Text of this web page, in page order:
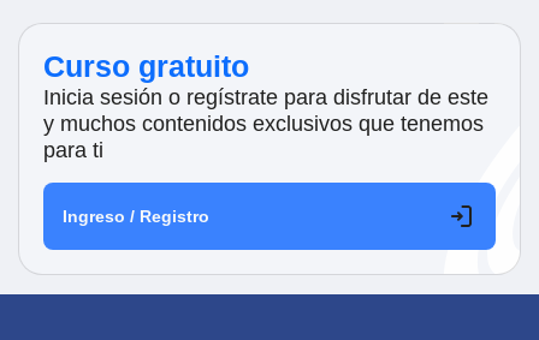
Curso gratuito
Inicia sesión o regístrate para disfrutar de este
y muchos contenidos exclusivos que tenemos
para ti
Ingreso / Registro